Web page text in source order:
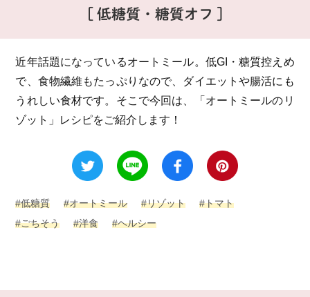
[ 低糖質・糖質オフ ]
近年話題になっているオートミール。 低GI・糖質控えめ
で、食物繊維もたっぷりなので、ダイエットや腸活にも
うれしい食材です。 そこで今回は、「オートミールのリ
ゾット」レシピをご紹介します！
#低糖質 #オートミール #リゾット
#トマト
#ごちそう
#洋食 #ヘルシー